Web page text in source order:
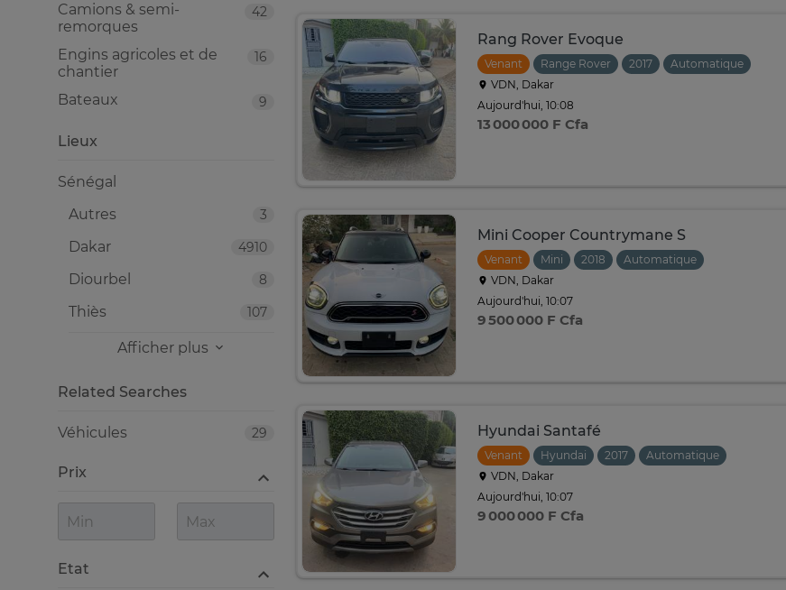
Rang Rover Evoque
Venant Range Rover 2017
Automatique
VDN, Dakar
Aujourd'hui, 10:08
13 000 000 F Cfa
Mini Cooper Countrymane S
Venant Mini 2018
Automatique
VDN, Dakar
Aujourd'hui, 10:07
9 500 000 F Cfa
Hyundai Santafé
Venant Hyundai 2017
Automatique
VDN, Dakar
Aujourd'hui, 10:07
9 000 000 F Cfa
Related Searches
29
Véhicules
42
Camions & semi-
remorques
16
Engins agricoles et de
chantier
9
Bateaux
Lieux
Sénégal
3
Autres
4910
Dakar
8
Diourbel
107
Thiès
Afficher plus
Prix
Etat